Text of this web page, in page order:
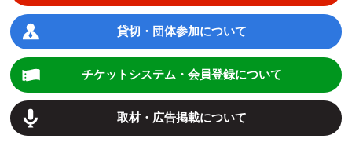
貸切・団体参加について
チケットシステム・会員登録について
取材・広告掲載について